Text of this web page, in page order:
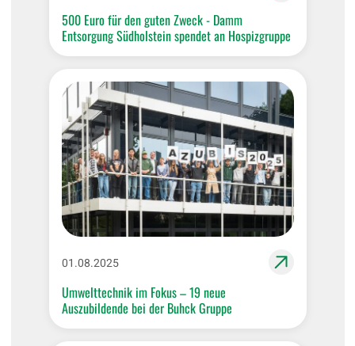
500 Euro für den guten Zweck - Damm
Entsorgung Südholstein spendet an Hospizgruppe
01.08.2025
Umwelttechnik im Fokus – 19 neue
Auszubildende bei der Buhck Gruppe